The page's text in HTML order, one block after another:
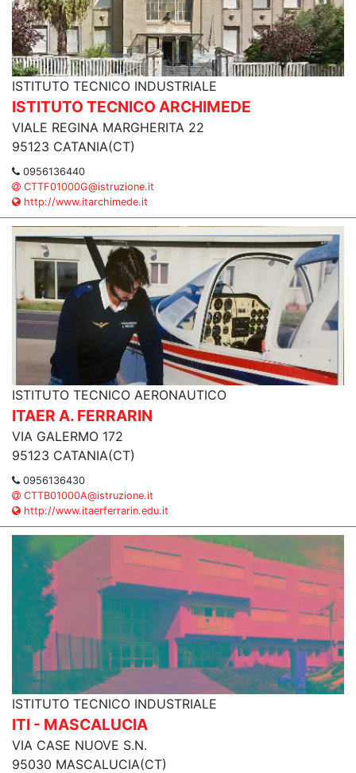
ISTITUTO TECNICO INDUSTRIALE
ISTITUTO TECNICO ARCHIMEDE
VIALE REGINA MARGHERITA 22
95123 CATANIA(CT)
0956136440
CTTF01000G@istruzione.it
http://www.itarchimede.it
ISTITUTO TECNICO AERONAUTICO
ITAER A. FERRARIN
VIA GALERMO 172
95123 CATANIA(CT)
0956136430
CTTB01000A@istruzione.it
http://www.itaerferrarin.edu.it
ISTITUTO TECNICO INDUSTRIALE
ITI - MASCALUCIA
VIA CASE NUOVE S.N.
95030 MASCALUCIA(CT)